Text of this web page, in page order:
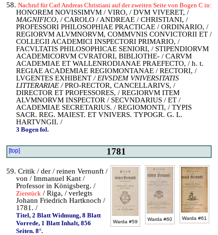
58. Nachruf für Carl Andreas Christiani auf der zweiten Seite von Bogen C in:
HONOREM NOVISSIMVM / VIRO, / DVM VIVERET, /
MAGNIFICO, / CAROLO / ANDREAE / CHRISTIANI, /
PROFESSORI PHILOSOPHIAE PRACTICAE / ORDINARIO, /
REGIORVM ALVMNORVM, COMMVNIS CONVICTORII ET /
COLLEGII ACADEMICI INSPECTORI PRIMARIO, /
FACVLTATIS PHILOSOPHICAE SENIORI, / STIPENDIORVM
ACADEMICORVM CVRATORI, BIBLIOTHE- / CARVM
ACADEMIAE ET WALLENRODIANAE PRAEFECTO, / h. t.
REGIAE ACADEMIAE REGIOMONTANAE / RECTORI, /
LVGENTES EXHIBENT / EIVSDEM VNIVERSITATIS
LITTERARIAE /PRO-RECTOR, CANCELLARIVS, /
DIRECTOR ET PROFESSORES, / REGIORVM ITEM
ALVMNORVM INSPECTOR / SECVNDARIUS / ET /
ACADEMIAE SECRETARIUS. / REGIOMONTI, / TYPIS
SACR. REG. MAIEST. ET VNIVERS. TYPOGR. G. L.
HARTVNGII. /
3 Bogen fol.
[top] 1781
Warda #61
Warda #60
Warda #59
59. Critik / der / reinen Vernunft /
von / Immanuel Kant /
Professor in Königsberg. /
Zierstück / Riga, / verlegts
Johann Friedrich Hartknoch /
1781. /
Titel, 2 Blatt Widmung, 8 Blatt
Vorrede, 1 Blatt Inhalt, 856
Seiten. 8°.